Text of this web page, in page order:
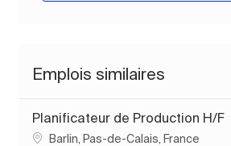
Emplois similaires
Planificateur de Production H/F
Emplacement
Barlin, Pas-de-Calais, France